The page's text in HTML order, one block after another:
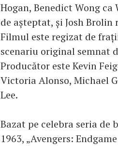
Hogan, Benedict Wong ca
de așteptat, și Josh
Filmul este regizat de
scenariu original semnat
Producător este Kevin
Victoria Alonso, Michael
Lee.
Bazat pe celebra seria de
1963, „Avengers: